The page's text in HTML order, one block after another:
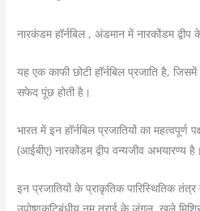
नारकंडम हॉर्नबिल , अंडमान में नारकोंडम द्वीप
यह एक काफी छोटी हॉर्नबिल प्रजाति है,
सफेद पूंछ होती है।
भारत में इन हॉर्नबिल प्रजातियों का महत्वपूर्ण
(आईबीए) नारकोंडम द्वीप वन्यजीव अभयारण्य है।
इन प्रजातियों के प्राकृतिक पारिस्थितिक
उपोष्णकटिबंधीय नम तराई के जंगल, खुले